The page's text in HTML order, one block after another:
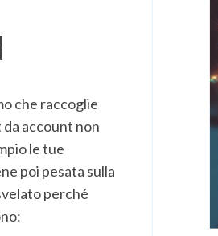
che raccoglie
account non
le tue
poi pesata sulla
perché